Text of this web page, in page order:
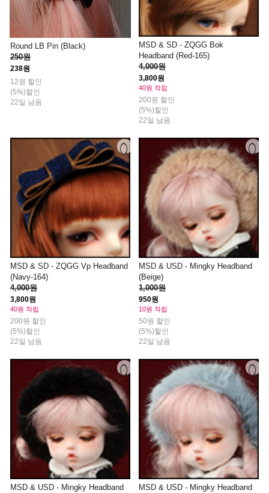
Round LB Pin (Black)
250원
238원
12원 할인
(5%)할인
22일 남음
MSD & SD - ZQGG Bok
Headband (Red-165)
4,000원
3,800원
40원 적립
200원 할인
(5%)할인
22일 남음
MSD & SD - ZQGG Vp Headband
(Navy-164)
4,000원
3,800원
40원 적립
200원 할인
(5%)할인
22일 남음
MSD & USD - Mingky Headband
(Beige)
1,000원
950원
10원 적립
50원 할인
(5%)할인
22일 남음
MSD & USD - Mingky Headband
MSD & USD - Mingky Headband